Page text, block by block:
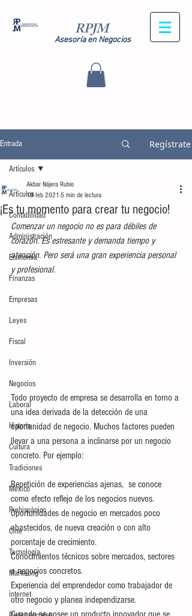
RPJM
Asesoría en Negocios
Entrada Regístrate
Artículos
Contabilidad
Administración
Economía
Finanzas
Empresas
Leyes
Fiscal
Inversión
Negocios
Laboral
Historia
Cultura
Tradiciones
México
Prehispánico
Cine
Tecnología
Marketing
internet
Artículos
¡Es tu momento para crear tu negocio!
Akbar Nájera Rubio
19 feb 2021 5 min de lectura
​​​​Comenzar un negocio no es para débiles de
corazón. Es estresante y demanda tiempo y
atención. Pero será una gran experiencia personal
y profesional.
Todo proyecto de empresa se desarrolla en torno a
una idea derivada de la detección de una
oportunidad de negocio. Muchos factores pueden
llevar a una persona a inclinarse por un negocio
concreto. Por ejemplo:
Repetición de experiencias ajenas,  se conoce
como efecto reflejo de los negocios nuevos.
Oportunidades de negocio en mercados poco
abastecidos, de nueva creación o con alto
porcentaje de crecimiento.
Conocimientos técnicos sobre mercados, sectores
o negocios concretos.
Experiencia del emprendedor como trabajador de
otro negocio y planea independizarse.